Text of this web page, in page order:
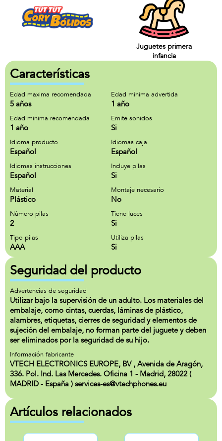
Juguetes primera
infancia
Características
Edad maxima recomendada
5 años
Edad minima advertida
1 año
Edad minima recomendada
1 año
Emite sonidos
Si
Idioma producto
Español
Idiomas caja
Español
Idiomas instrucciones
Español
Incluye pilas
Si
Material
Plástico
Montaje necesario
No
Número pilas
2
Tiene luces
Si
Tipo pilas
AAA
Utiliza pilas
Si
Seguridad del producto
Advertencias de seguridad
Utilizar bajo la supervisión de un adulto. Los materiales del
embalaje, como cintas, cuerdas, láminas de plástico,
alambres, etiquetas, cierres de seguridad y elementos de
sujeción del embalaje, no forman parte del juguete y deben
ser eliminados por la seguridad de su hijo.
Información fabricante
VTECH ELECTRONICS EUROPE, BV , Avenida de Aragón,
336. Pol. Ind. Las Mercedes. Oficina 1 - Madrid, 28022 (
MADRID - España ) services-es@vtechphones.eu
Artículos relacionados